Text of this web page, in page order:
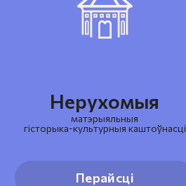
Нерухомыя
матэрыяльныя
гiсторыка-культурныя каштоўнасці
Перайсці